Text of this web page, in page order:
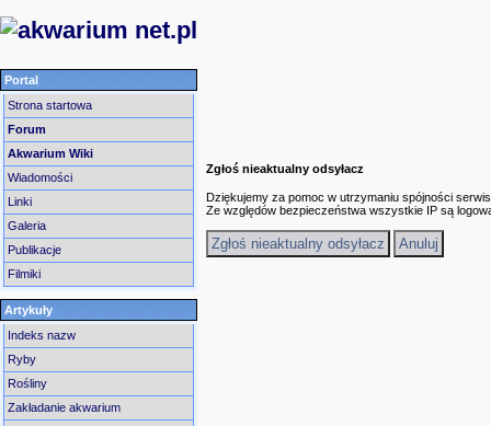
Portal
Strona startowa
Forum
Akwarium Wiki
Wiadomości
Linki
Galeria
Publikacje
Filmiki
Artykuły
Indeks nazw
Ryby
Rośliny
Zakładanie akwarium
Zgłoś nieaktualny odsyłacz
Dziękujemy za pomoc w utrzymaniu spójności
Ze względów bezpieczeństwa wszystkie IP są